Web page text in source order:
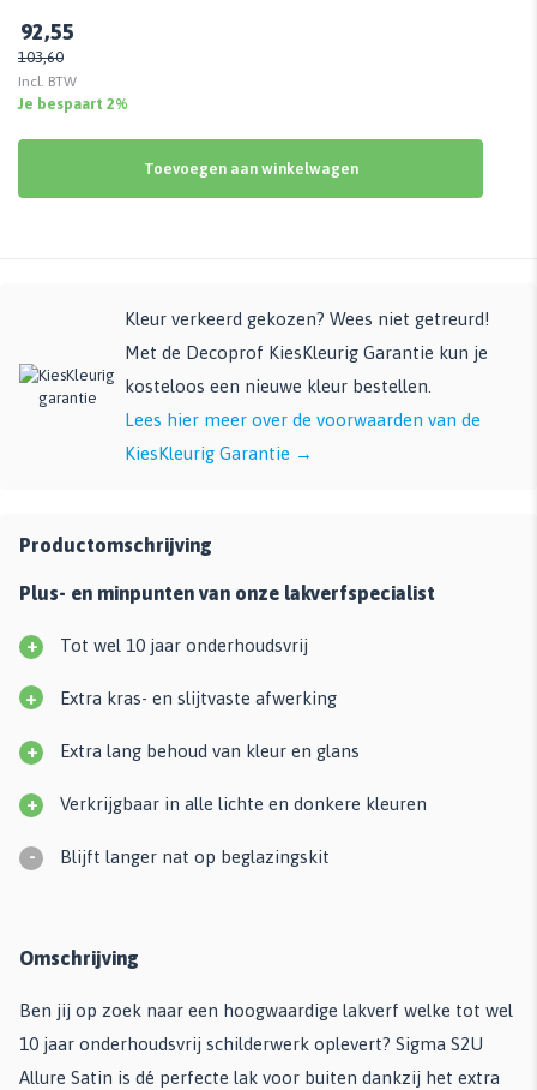
92,55
103,60
Incl. BTW
Je bespaart 2%
Toevoegen aan winkelwagen
Kleur verkeerd gekozen? Wees niet getreurd!
Met de Decoprof KiesKleurig Garantie kun je
kosteloos een nieuwe kleur bestellen.
Lees hier meer over de voorwaarden van de
KiesKleurig Garantie →
Productomschrijving
Plus- en minpunten van onze lakverfspecialist
+ Tot wel 10 jaar onderhoudsvrij
+ Extra kras- en slijtvaste afwerking
+ Extra lang behoud van kleur en glans
+ Verkrijgbaar in alle lichte en donkere kleuren
- Blijft langer nat op beglazingskit
Omschrijving
Ben jij op zoek naar een hoogwaardige lakverf welke tot wel
10 jaar onderhoudsvrij schilderwerk oplevert? Sigma S2U
Allure Satin is dé perfecte lak voor buiten dankzij het extra